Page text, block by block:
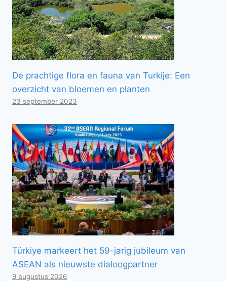
De prachtige flora en fauna van Turkije: Een
overzicht van bloemen en planten
23 september 2023
Türkiye markeert het 59-jarig jubileum van
ASEAN als nieuwste dialoogpartner
9 augustus 2026